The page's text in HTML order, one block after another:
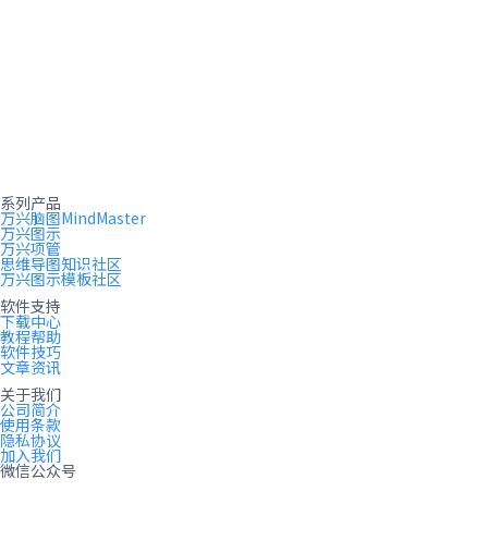
系列产品
万兴脑图MindMaster
万兴图示
万兴项管
思维导图知识社区
万兴图示模板社区
软件支持
下载中心
教程帮助
软件技巧
文章资讯
关于我们
公司简介
使用条款
隐私协议
加入我们
微信公众号